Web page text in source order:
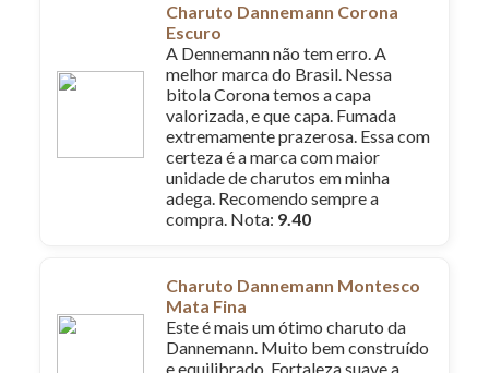
Charuto Dannemann Corona
Escuro
A Dennemann não tem erro. A
melhor marca do Brasil. Nessa
bitola Corona temos a capa
valorizada, e que capa. Fumada
extremamente prazerosa. Essa com
certeza é a marca com maior
unidade de charutos em minha
adega. Recomendo sempre a
compra. Nota: 9.40
Charuto Dannemann Montesco
Mata Fina
Este é mais um ótimo charuto da
Dannemann. Muito bem construído
e equilibrado. Fortaleza suave a